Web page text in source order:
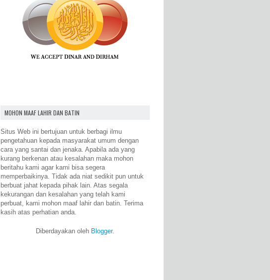
MOHON MAAF LAHIR DAN BATIN
Situs Web ini bertujuan untuk berbagi ilmu
pengetahuan kepada masyarakat umum dengan
cara yang santai dan jenaka. Apabila ada yang
kurang berkenan atau kesalahan maka mohon
beritahu kami agar kami bisa segera
memperbaikinya. Tidak ada niat sedikit pun untuk
berbuat jahat kepada pihak lain. Atas segala
kekurangan dan kesalahan yang telah kami
perbuat, kami mohon maaf lahir dan batin. Terima
kasih atas perhatian anda.
Diberdayakan oleh Blogger.